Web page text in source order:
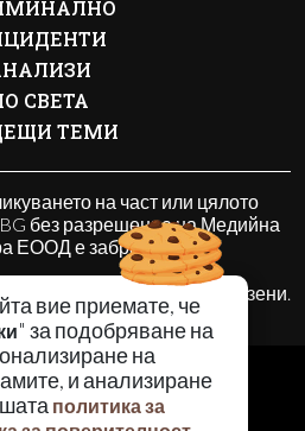
вие приемате, че
" за подобряване на
на
и анализиране
политика за
СВЕТА
ТЕМИ
на част или цялото
без разрешение на Медийна
ЕООД е забранено.
Всички права запазени.